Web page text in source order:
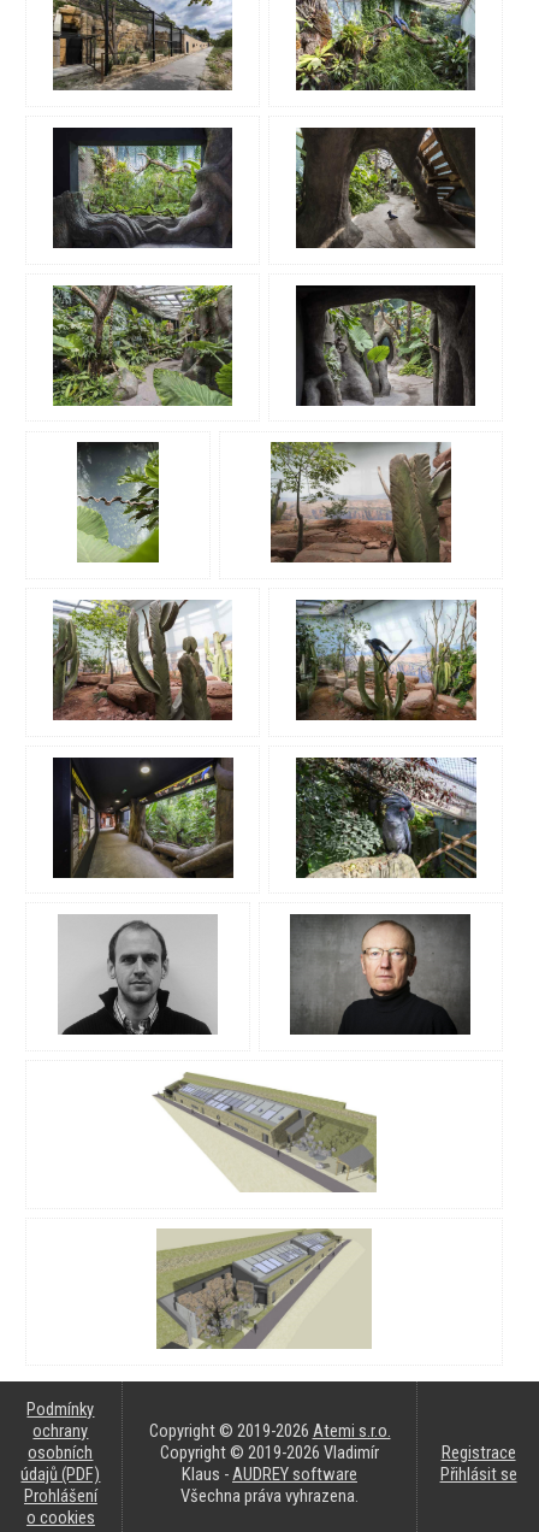
Podmínky
ochrany
osobních
údajů (PDF)
Prohlášení
o cookies
Copyright © 2019-2026 Atemi s.r.o.
Copyright © 2019-2026 Vladimír
Klaus -AUDREY software
Všechna práva vyhrazena.
Registrace
Přihlásit se